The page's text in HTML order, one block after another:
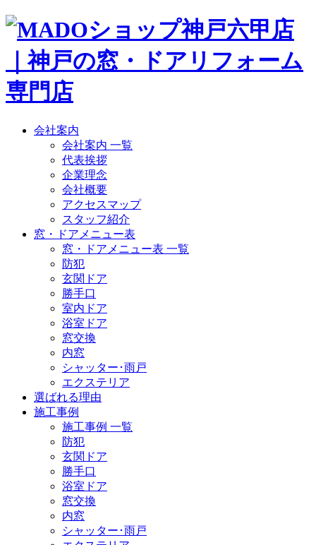
会社案内
会社案内 一覧
代表挨拶
企業理念
会社概要
アクセスマップ
スタッフ紹介
窓・ドアメニュー表
窓・ドアメニュー表 一覧
防犯
玄関ドア
勝手口
室内ドア
浴室ドア
窓交換
内窓
シャッター･雨戸
エクステリア
選ばれる理由
施工事例
施工事例 一覧
防犯
玄関ドア
勝手口
浴室ドア
窓交換
内窓
シャッター･雨戸